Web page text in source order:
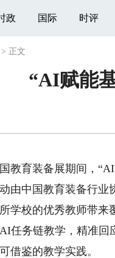
政 国际 时评
> 正文
“AI赋能
育装备展期间，“AI
由中国教育装备行
学校的优秀教师带
任务链教学，精准回
借鉴的教学实践。